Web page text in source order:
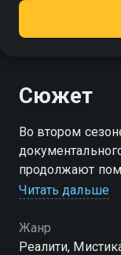
Сюжет
Во втором
продолжают
запутанных и
недостаточно
известные
Читать дальше
Жанр
Реалити,